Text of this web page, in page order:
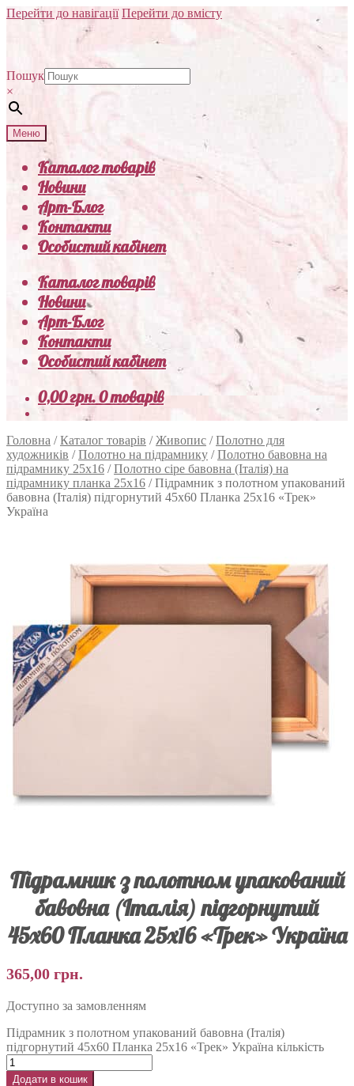
Перейти до навігації Перейти до вмісту
Пошук
×
Меню
Каталог товарів
Новини
Арт-Блог
Контакти
Особистий кабінет
Каталог товарів
Новини
Арт-Блог
Контакти
Особистий кабінет
0,00грн.0 товарів
Головна /Каталог товарів /Живопис /Полотно для
художників /Полотно на підрамнику /Полотно бавовна на
підрамнику 25х16 /Полотно сіре бавовна (Італія) на
підрамнику планка 25х16 /Підрамник з полотном упакований
бавовна (Італія) підгорнутий 45х60 Планка 25х16 «Трек»
Україна
Підрамник з полотном упакований
бавовна (Італія) підгорнутий
45х60 Планка 25х16 «Трек» Україна
365,00 грн.
Доступно за замовленням
Підрамник з полотном упакований бавовна (Італія)
підгорнутий 45х60 Планка 25х16 «Трек» Україна кількість
Додати в кошик